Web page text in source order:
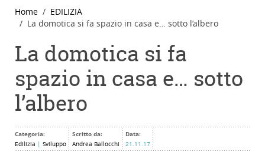
Home
EDILIZIA
La domotica si fa spazio in casa e… sotto l’albero
La domotica si fa
spazio in casa e… sotto
l’albero
Categoria:
Edilizia Sviluppo
Scritto da:
Andrea Ballocchi
Data:
21.11.17